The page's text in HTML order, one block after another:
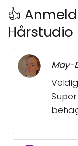
👍
Hårstudio
May-